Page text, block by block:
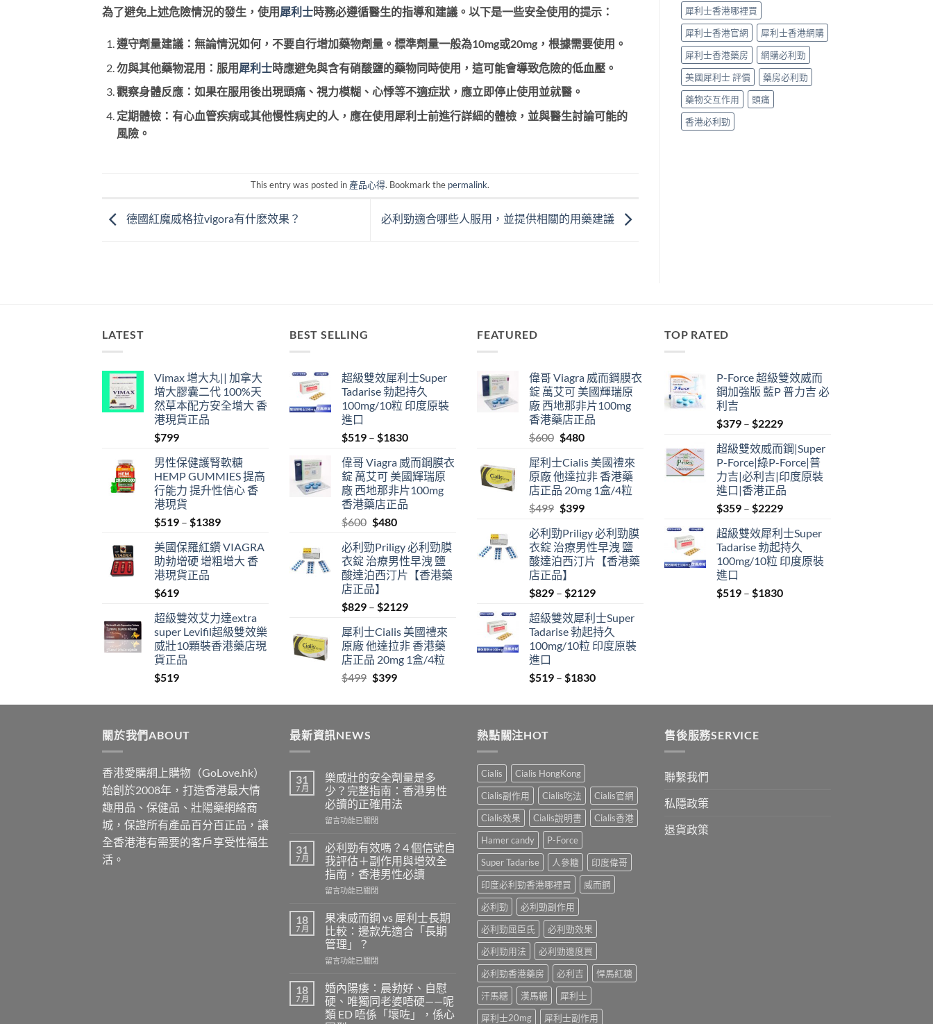
為了避免上述危險情況的發生，使用 犀利士時務必遵循醫生的指導和建議。以下是一些安全使用的提示：
遵守劑量建議：無論情況如何，不要自行增加藥物劑量。標準劑量一般為10mg或20mg，根據需要使用。
勿與其他藥物混用：服用犀利士時應避免與含有硝酸鹽的藥物同時使用，這可能會導致危險的低血壓。
觀察身體反應：如果在服用後出現頭痛、視力模糊、心悸等不適症狀，應立即停止使用並就醫。
定期體檢：有心血管疾病或其他慢性病史的人，應在使用犀利士前進行詳細的體檢，並與醫生討論可能的
風險。
This entry was posted in 產品心得. Bookmark the permalink.
德國紅魔威格拉vigora有什麽效果？ 必利勁適合哪些人服用，並提供相關的用藥建議
犀利士香港哪裡買
犀利士香港官網
犀利士香港網購
犀利士香港藥房
網購必利勁
美國犀利士 評價
藥房必利勁
藥物交互作用
頭痛
香港必利勁
LATEST
Vimax 增大丸|| 加拿大
增大膠囊二代 100%天
然草本配方安全增大 香
港現貨正品
$799
男性保健護腎軟糖
HEMP GUMMIES 提高
行能力 提升性信心 香
港現貨
$519 – $1389Price
$519
through
美國保羅紅鑽 VIAGRA
助勃增硬 增粗增大 香
港現貨正品
$619
超級雙效艾力達extra
super Levifil超級雙效樂
威壯10顆裝香港藥店現
貨正品
$519
BEST SELLING
超級雙效犀利士Super
Tadarise 勃起持久
100mg/10粒 印度原裝
進口
$519 – $1830Price
$519
through
$1830
偉哥 Viagra 威而鋼膜衣
錠 萬艾可 美國輝瑞原
廠 西地那非片100mg
香港藥店正品
$600 Original
was:
$600.
$480Current
is:
$480.
必利勁Priligy 必利勁膜
衣錠 治療男性早洩 鹽
酸達泊西汀片【香港藥
店正品】
$829 – $2129Price
$829
through
$2129
犀利士Cialis 美國禮來
原廠 他達拉非 香港藥
店正品 20mg 1盒/4粒
$499 Original
was:
$399Current
is:
FEATURED
偉哥 Viagra 威而鋼膜衣
錠 萬艾可 美國輝瑞原
廠 西地那非片100mg
香港藥店正品
$600 Original
was:
$600.
$480Current
is:
$480.
犀利士Cialis 美國禮來
原廠 他達拉非 香港藥
店正品 20mg 1盒/4粒
$499 Original
was:
$499.
$399Current
is:
$399.
必利勁Priligy 必利勁膜
衣錠 治療男性早洩 鹽
酸達泊西汀片【香港藥
店正品】
$829 – $2129Price
$829
through
$2129
超級雙效犀利士Super
Tadarise 勃起持久
100mg/10粒 印度原裝
進口
$519 – $1830Price
$519
TOP RATED
P-Force 超級雙效威而
鋼加強版 藍P 普力吉 必
利吉
$379 – $2229Price
$379
through
$2229
超級雙效威而鋼|Super
P-Force|綠P-Force|普
力吉|必利吉|印度原裝
進口|香港正品
$359 – $2229Price
$359
through
$2229
超級雙效犀利士Super
Tadarise 勃起持久
100mg/10粒 印度原裝
進口
$519 – $1830Price
關於我們ABOUT
香港愛購網上購物（GoLove.hk）
始創於2008年，打造香港最大情
趣用品、保健品、壯陽藥網絡商
城，保證所有產品百分百正品，讓
全香港港有需要的客戶享受性福生
活。
最新資訊NEWS
31
7 月
樂威壯的安全劑量是多
少？完整指南：香港男性
必讀的正確用法
在
威
壯
的
安
全
量
是
多
少？
完
指
南：
香
港
留言功能已關閉
31
7 月
必利勁有效嗎？4 個信號自
我評估＋副作用與增效全
指南，香港男性必讀
在
利
勁
有
效
嗎？
個
信
號
自
留言功能已關閉
18
7 月
果凍威而鋼 vs 犀利士長期
比較：邊款先適合「長期
管理」？
在
凍
威
而
鋼
留言功能已關閉
18
7 月
婚內陽痿：晨勃好、自慰
硬、唯獨同老婆唔硬——呢
類 ED 唔係「壞咗」，係心
熱點關注HOT
Cialis
Cialis HongKong
Cialis副作用
Cialis吃法
Cialis官網
Cialis效果
Cialis說明書
Cialis香港
Hamer candy
P-Force
Super Tadarise
人參糖
印度偉哥
印度必利勁香港哪裡買
威而鋼
必利勁
必利勁副作用
必利勁屈臣氏
必利勁效果
必利勁用法
必利勁邊度買
必利勁香港藥房
必利吉
悍馬紅糖
汗馬糖
漢馬糖
犀利士
犀利士20mg
犀利士副作用
售後服務SERVICE
聯繫我們
私隱政策
退貨政策